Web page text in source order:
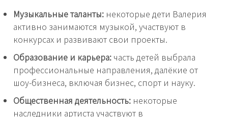
Музыкальные таланты: некоторые дети Валерия
активно занимаются музыкой, участвуют в
конкурсах и развивают свои проекты.
Образование и карьера: часть детей выбрала
профессиональные направления, далёкие от
шоу-бизнеса, включая бизнес, спорт и науку.
Общественная деятельность: некоторые
наследники артиста участвуют в